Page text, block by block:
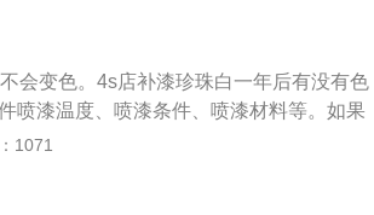
，选择的材料不同，吸热能力会有区
差异，导致最终的成品也会有一些差异。
保险杠温度严格控制好，同时还需要保持
面三层，中涂层、色漆层和清漆层；3、
会短，喷漆的效果主要看调漆、喷漆环
调好却不容易，复杂的车漆用颜色代码，
对比调色，一点一点地调试，调漆不可能
色差。
会变色。4s店补漆珍珠白一年后有没有色
喷漆温度、喷漆条件、喷漆材料等。如果
，很容易就会引起色差。其实只要采用正
差需要注意以下这些方面：1、喷漆条
1071